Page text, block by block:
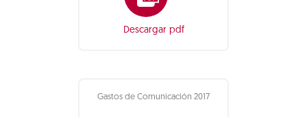
Descargar pdf
Gastos de Comunicación 2017